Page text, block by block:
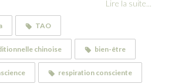
Lire la suite...
TAO
chinoise bien-être
respiration consciente